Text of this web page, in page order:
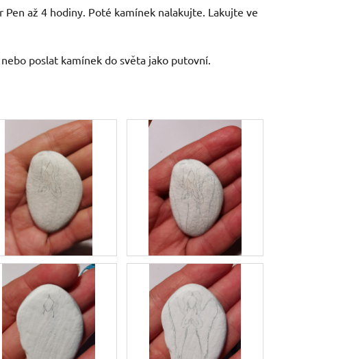
až 4 hodiny. Poté kamínek nalakujte. Lakujte ve
poslat kamínek do světa jako putovní.